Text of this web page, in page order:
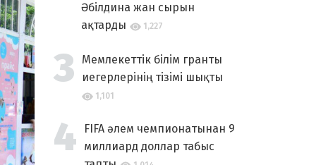
Әбілдина жан сырын
ақтарды
1,227
Мемлекеттік білім гранты
иегерлерінің тізімі шықты
1,101
FIFA әлем чемпионатынан 9
миллиард доллар табыс